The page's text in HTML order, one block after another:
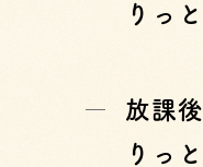
りっ
放課
りっ